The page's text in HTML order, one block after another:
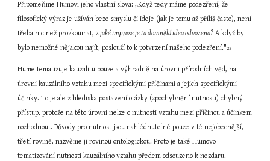
Připomeňme Humovi jeho vlastní slova: „Když tedy máme podezření, že
filosofický výraz je užíván beze smyslu či ideje (jak je tomu až příliš často), není
třeba nic než prozkoumat, z jaké imprese je ta domnělá idea odvozena? A když by
bylo nemožné nějakou najít, poslouží to k potvrzení našeho podezření."23
Hume tematizuje kauzalitu pouze a výhradně na úrovni přírodních věd, na
úrovni kauzálního vztahu mezi specifickými příčinami a jejich specifickými
účinky. To je ale z hlediska postavení otázky (zpochybnění nutnosti) chybný
přístup, protože na této úrovni nelze o nutnosti vztahu mezi příčinou a účinkem
rozhodnout. Důvody pro nutnost jsou nahlédnutelné pouze v té nejobecnější,
třetí rovině, nazvěme ji rovinou ontologickou. Proto je také Humovo
tematizování nutnosti kauzálního vztahu předem odsouzeno k nezdaru.